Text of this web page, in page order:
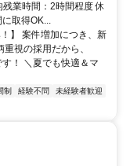
業時間：2時間程度 休
取得OK...
】 案件増加につき、新
視の採用だから、
！ ＼夏でも快適＆マ
制 経験不問
未経験者歓迎